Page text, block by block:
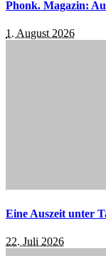
Phonk. Magazin:
1. August 2026
Eine Auszeit unter
22. Juli 2026